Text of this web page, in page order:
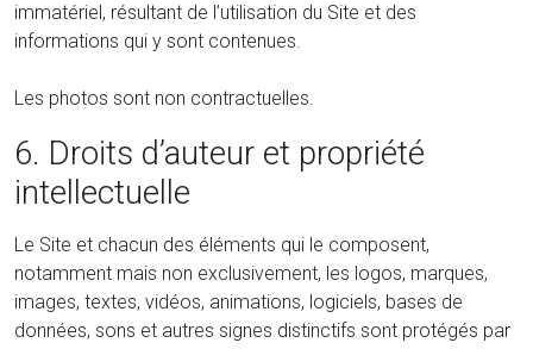
immatériel, résultant de l’utilisation du Site et des
informations qui y sont contenues.
Les photos sont non contractuelles.
6. Droits d’auteur et propriété
intellectuelle
Le Site et chacun des éléments qui le composent,
notamment mais non exclusivement, les logos, marques,
images, textes, vidéos, animations, logiciels, bases de
données, sons et autres signes distinctifs sont protégés par